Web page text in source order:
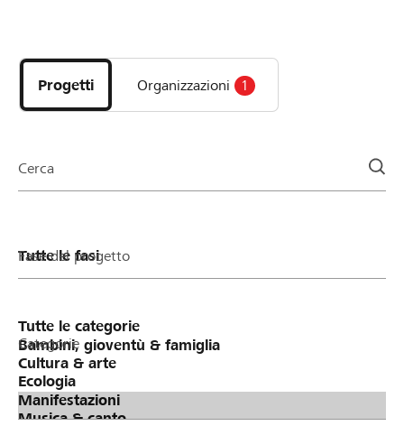
DE FR IT
i
progetti
e
della
Progetti Organizzazioni 1
Cerca
Fase del progetto
Categorie